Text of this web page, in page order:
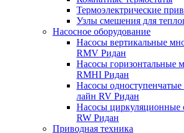
Термоэлектрические
Узлы смешения для
Насосное оборудование
Насосы вертикальные
RMV Ридан
Насосы горизонтальные
RMHI Ридан
Насосы
лайн RV Ридан
Насосы циркуляционные
RW Ридан
Приводная техника